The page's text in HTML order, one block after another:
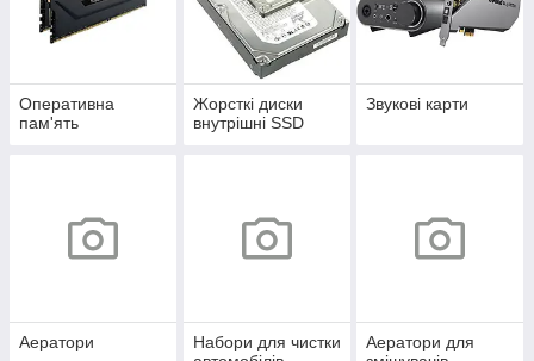
Оперативна
пам'ять
Жорсткі диски
внутрішні SSD
Звукові карти
Аератори
Набори для чистки
Аератори для